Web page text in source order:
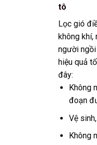
tô
Lọc gió
không khí,
người ngồi
hiệu quả
đây:
Không
đoạn
Vệ
Không